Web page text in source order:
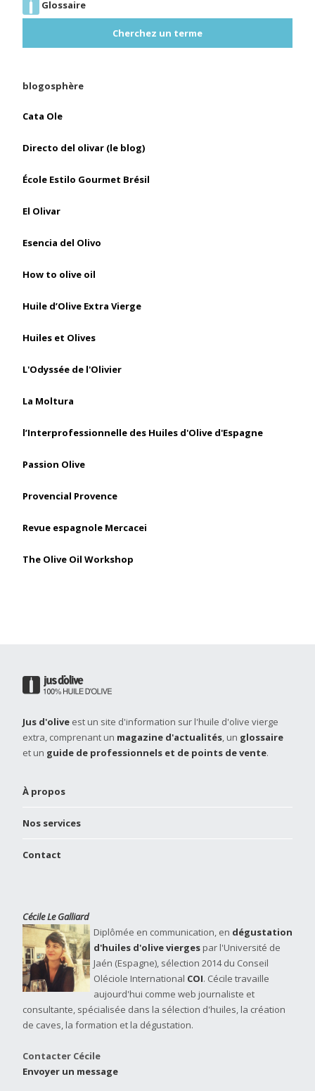
Glossaire
Cherchez un terme
blogosphère
Cata Ole
Directo del olivar (le blog)
École Estilo Gourmet Brésil
El Olivar
Esencia del Olivo
How to olive oil
Huile d’Olive Extra Vierge
Huiles et Olives
L'Odyssée de l'Olivier
La Moltura
l’Interprofessionnelle des Huiles d'Olive d'Espagne
Passion Olive
Provencial Provence
Revue espagnole Mercacei
The Olive Oil Workshop
Jus d'olive est un site d'information sur l'huile d'olive vierge
extra, comprenant un magazine d'actualités, un glossaire
et un guide de professionnels et de points de vente.
À propos
Nos services
Contact
Cécile Le Galliard
Diplômée en communication, en dégustation
d'huiles d'olive vierges par l'Université de
Jaén (Espagne), sélection 2014 du Conseil
Oléciole International COI. Cécile travaille
aujourd'hui comme web journaliste et
consultante, spécialisée dans la sélection d'huiles, la création
de caves, la formation et la dégustation.
Contacter Cécile
Envoyer un message